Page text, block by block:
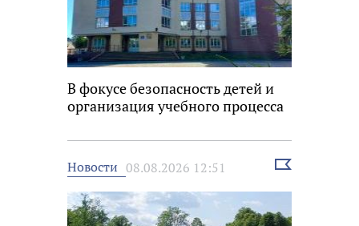
В фокусе безопасность детей и
организация учебного процесса
Новости 08.08.2026 12:51
Выбрать